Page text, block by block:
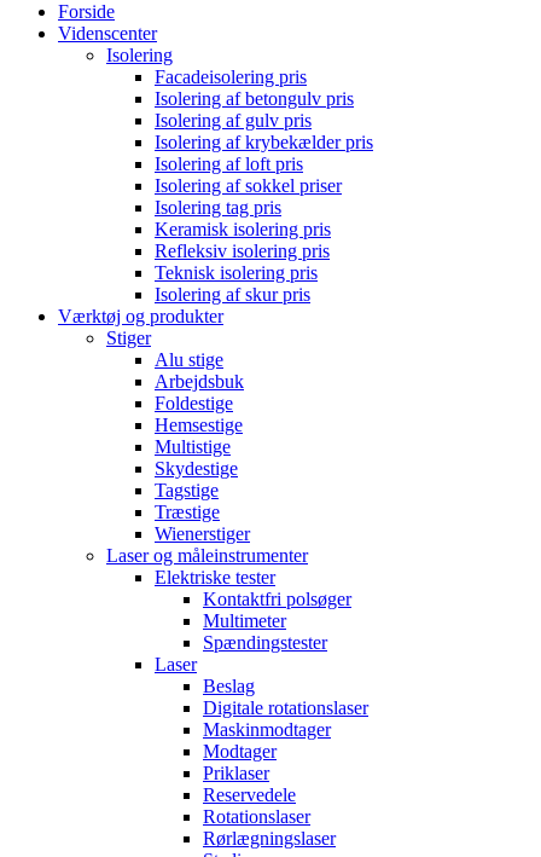
Forside
Videnscenter
Isolering
Facadeisolering pris
Isolering af betongulv pris
Isolering af gulv pris
Isolering af krybekælder pris
Isolering af loft pris
Isolering af sokkel priser
Isolering tag pris
Keramisk isolering pris
Refleksiv isolering pris
Teknisk isolering pris
Isolering af skur pris
Værktøj og produkter
Stiger
Alu stige
Arbejdsbuk
Foldestige
Hemsestige
Multistige
Skydestige
Tagstige
Træstige
Wienerstiger
Laser og måleinstrumenter
Elektriske tester
Kontaktfri polsøger
Multimeter
Spændingstester
Laser
Beslag
Digitale rotationslaser
Maskinmodtager
Modtager
Priklaser
Reservedele
Rotationslaser
Rørlægningslaser